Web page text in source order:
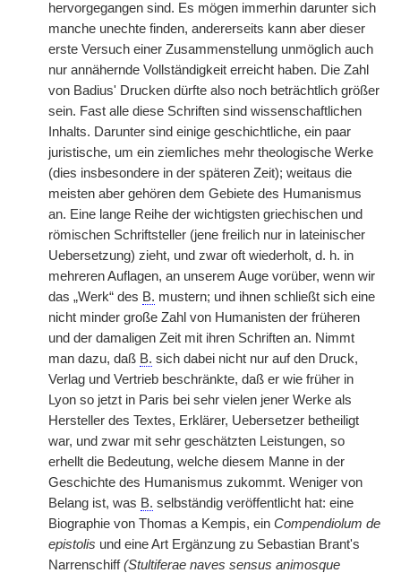
hervorgegangen sind. Es mögen immerhin darunter sich
manche unechte finden, andererseits kann aber dieser
erste Versuch einer Zusammenstellung unmöglich auch
nur annähernde Vollständigkeit erreicht haben. Die Zahl
von Badius' Drucken dürfte also noch beträchtlich größer
sein. Fast alle diese Schriften sind wissenschaftlichen
Inhalts. Darunter sind einige geschichtliche, ein paar
juristische, um ein ziemliches mehr theologische Werke
(dies insbesondere in der späteren Zeit); weitaus die
meisten aber gehören dem Gebiete des Humanismus
an. Eine lange Reihe der wichtigsten griechischen und
römischen Schriftsteller (jene freilich nur in lateinischer
Uebersetzung) zieht, und zwar oft wiederholt, d. h. in
mehreren Auflagen, an unserem Auge vorüber, wenn wir
das „Werk“ des B. mustern; und ihnen schließt sich eine
nicht minder große Zahl von Humanisten der früheren
und der damaligen Zeit mit ihren Schriften an. Nimmt
man dazu, daß B. sich dabei nicht nur auf den Druck,
Verlag und Vertrieb beschränkte, daß er wie früher in
Lyon so jetzt in Paris bei sehr vielen jener Werke als
Hersteller des Textes, Erklärer, Uebersetzer betheiligt
war, und zwar mit sehr geschätzten Leistungen, so
erhellt die Bedeutung, welche diesem Manne in der
Geschichte des Humanismus zukommt. Weniger von
Belang ist, was B. selbständig veröffentlicht hat: eine
Biographie von Thomas a Kempis, ein Compendiolum de
epistolis und eine Art Ergänzung zu Sebastian Brant's
Narrenschiff(Stultiferae naves sensus animosque